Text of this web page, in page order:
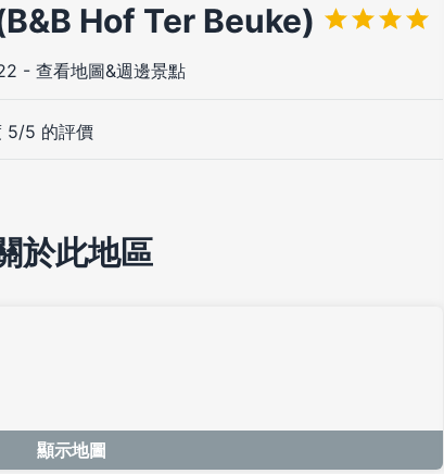
Hof Ter Beuke)
- 查看地圖&週邊景點
5/5 的評價
於此地區
顯示地圖